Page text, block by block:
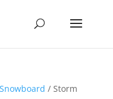
/ Storm